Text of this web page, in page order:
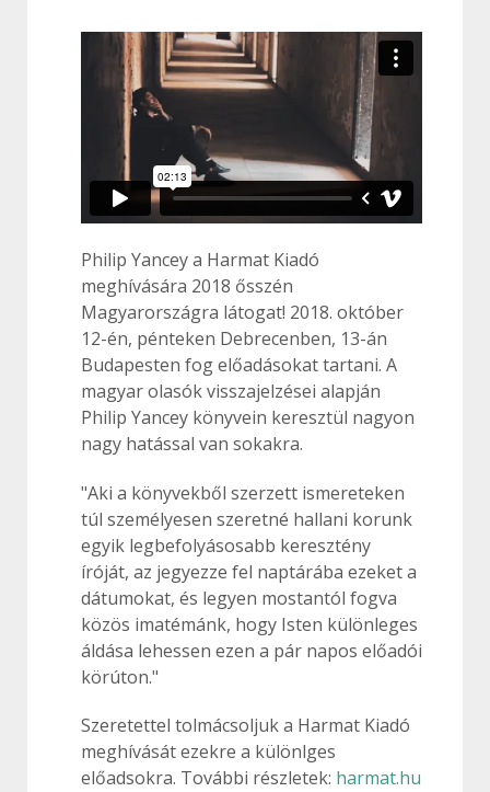
Philip Yancey a Harmat Kiadó
meghívására 2018 ősszén
Magyarországra látogat! 2018. október
12-én, pénteken Debrecenben, 13-án
Budapesten fog előadásokat tartani. A
magyar olasók visszajelzései alapján
Philip Yancey könyvein keresztül nagyon
nagy hatással van sokakra.
"Aki a könyvekből szerzett ismereteken
túl személyesen szeretné hallani korunk
egyik legbefolyásosabb keresztény
íróját, az jegyezze fel naptárába ezeket a
dátumokat, és legyen mostantól fogva
közös imatémánk, hogy Isten különleges
áldása lehessen ezen a pár napos előadói
körúton."
Szeretettel tolmácsoljuk a Harmat Kiadó
meghívását ezekre a különlges
előadsokra. További részletek: harmat.hu